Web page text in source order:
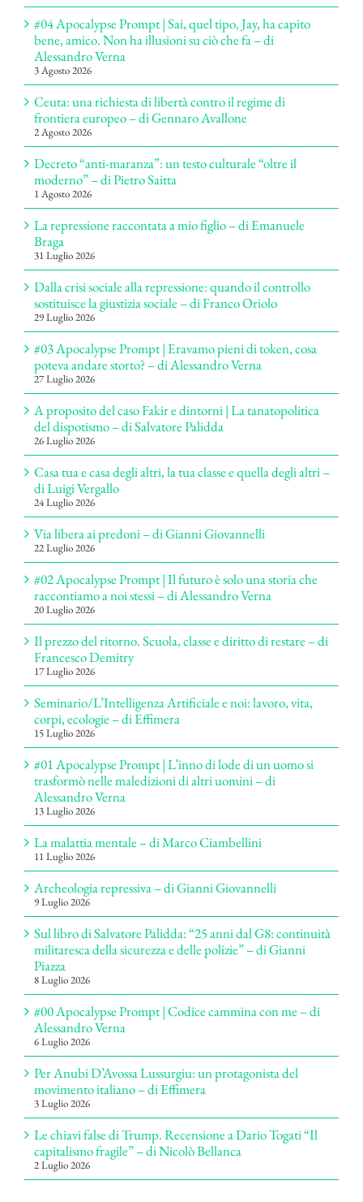
#04 Apocalypse Prompt | Sai, quel tipo, Jay, ha capito
bene, amico. Non ha illusioni su ciò che fa – di
Alessandro Verna
3 Agosto 2026
Ceuta: una richiesta di libertà contro il regime di
frontiera europeo – di Gennaro Avallone
2 Agosto 2026
Decreto “anti-maranza”: un testo culturale “oltre il
moderno” – di Pietro Saitta
1 Agosto 2026
La repressione raccontata a mio figlio – di Emanuele
Braga
31 Luglio 2026
Dalla crisi sociale alla repressione: quando il controllo
sostituisce la giustizia sociale – di Franco Oriolo
29 Luglio 2026
#03 Apocalypse Prompt | Eravamo pieni di token, cosa
poteva andare storto? – di Alessandro Verna
27 Luglio 2026
A proposito del caso Fakir e dintorni | La tanatopolitica
del dispotismo – di Salvatore Palidda
26 Luglio 2026
Casa tua e casa degli altri, la tua classe e quella degli altri –
di Luigi Vergallo
24 Luglio 2026
Via libera ai predoni – di Gianni Giovannelli
22 Luglio 2026
#02 Apocalypse Prompt | Il futuro è solo una storia che
raccontiamo a noi stessi – di Alessandro Verna
20 Luglio 2026
Il prezzo del ritorno. Scuola, classe e diritto di restare – di
Francesco Demitry
17 Luglio 2026
Seminario/L’Intelligenza Artificiale e noi: lavoro, vita,
corpi, ecologie – di Effimera
15 Luglio 2026
#01 Apocalypse Prompt | L’inno di lode di un uomo si
trasformò nelle maledizioni di altri uomini – di
Alessandro Verna
13 Luglio 2026
La malattia mentale – di Marco Ciambellini
11 Luglio 2026
Archeologia repressiva – di Gianni Giovannelli
9 Luglio 2026
Sul libro di Salvatore Palidda: “25 anni dal G8: continuità
militaresca della sicurezza e delle polizie” – di Gianni
Piazza
8 Luglio 2026
#00 Apocalypse Prompt | Codice cammina con me – di
Alessandro Verna
6 Luglio 2026
Per Anubi D’Avossa Lussurgiu: un protagonista del
movimento italiano – di Effimera
3 Luglio 2026
Le chiavi false di Trump. Recensione a Dario Togati “Il
capitalismo fragile” – di Nicolò Bellanca
2 Luglio 2026